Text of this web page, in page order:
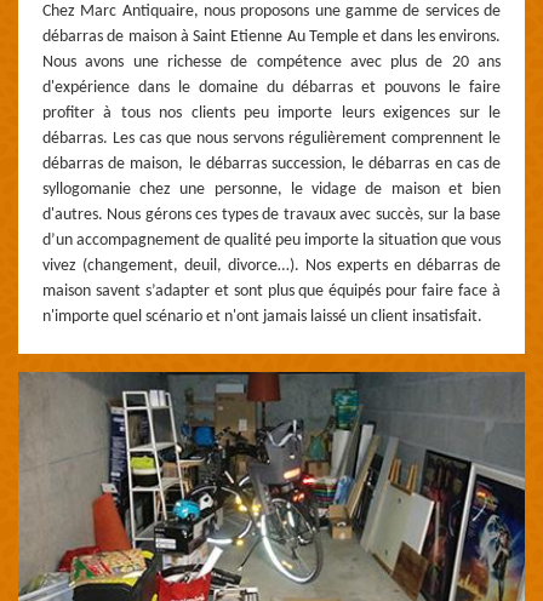
Chez Marc Antiquaire, nous proposons une gamme de services de
débarras de maison à Saint Etienne Au Temple et dans les environs.
Nous avons une richesse de compétence avec plus de 20 ans
d'expérience dans le domaine du débarras et pouvons le faire
profiter à tous nos clients peu importe leurs exigences sur le
débarras. Les cas que nous servons régulièrement comprennent le
débarras de maison, le débarras succession, le débarras en cas de
syllogomanie chez une personne, le vidage de maison et bien
d'autres. Nous gérons ces types de travaux avec succès, sur la base
d’un accompagnement de qualité peu importe la situation que vous
vivez (changement, deuil, divorce…). Nos experts en débarras de
maison savent s’adapter et sont plus que équipés pour faire face à
n'importe quel scénario et n'ont jamais laissé un client insatisfait.